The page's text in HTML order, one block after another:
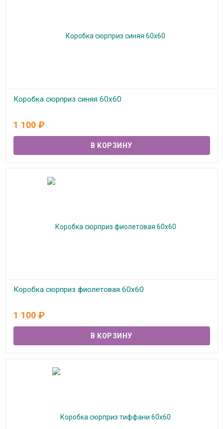
Коробка сюрприз синяя 60х60
1 100 ₽
Коробка сюрприз фиолетовая 60х60
1 100 ₽